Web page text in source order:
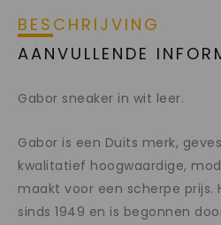
BESCHRIJVING
AANVULLENDE
Gabor sneaker in wit leer.
Gabor is een Duits merk,
kwalitatief hoogwaardige,
maakt voor een scherpe prijs.
sinds 1949 en is begonnen